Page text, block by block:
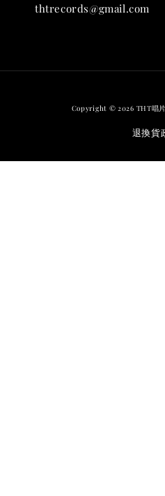
thtrecords@gmail.com
Copyright © 2026 THT唱
退換貨